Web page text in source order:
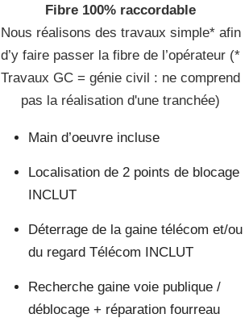
Fibre 100% raccordable
Nous réalisons des travaux simple* afin
d’y faire passer la fibre de l’opérateur (*
Travaux GC = génie civil : ne comprend
pas la réalisation d'une tranchée)
Main d’oeuvre incluse
Localisation de 2 points de blocage
INCLUT
Déterrage de la gaine télécom et/ou
du regard Télécom INCLUT
Recherche gaine voie publique /
déblocage + réparation fourreau